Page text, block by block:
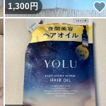
いいね！
1,300円